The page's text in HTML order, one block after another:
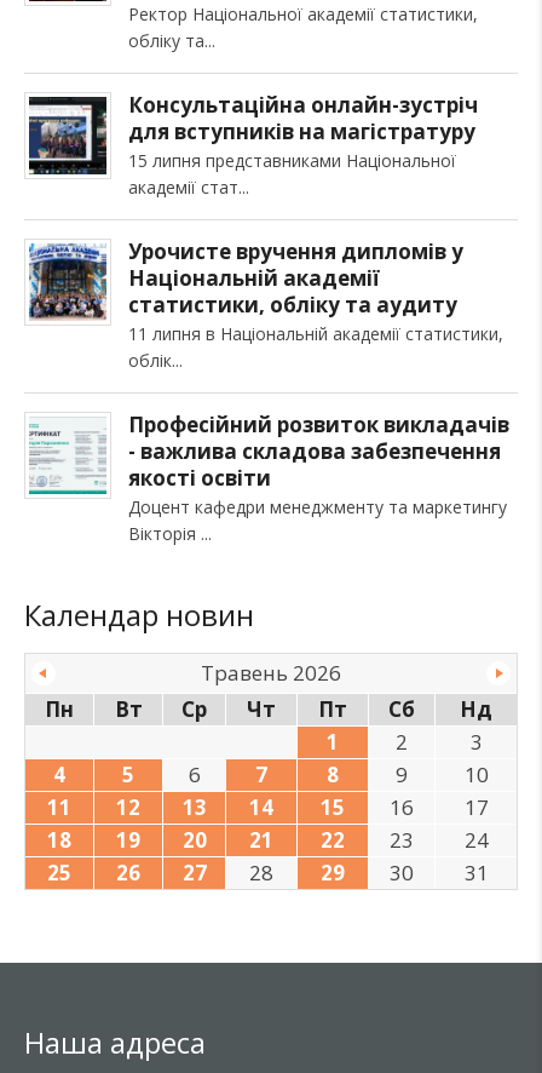
Ректор Національної академії статистики,
обліку та
Консультаційна онлайн-зустріч
для вступників на магістратуру
15 липня представниками Національної
академії стат
Урочисте вручення дипломів у
Національній академії
статистики, обліку та аудиту
11 липня в Національній академії статистики,
облік
Професійний розвиток викладачів
- важлива складова забезпечення
якості освіти
Доцент кафедри менеджменту та маркетингу
Вікторія
Календар новин
Травень 2026
Пн
Вт Ср Чт Пт Сб
Нд
1
2
3
4
5 6 7 8 9
10
11
12 13 14 15 16
17
18
19 20 21 22 23
24
25
26 27 28 29 30 31
Наша адреса